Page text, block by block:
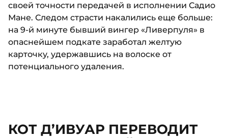
своей точности передачей в исполнении Садио
Мане. Следом страсти накалились еще больше:
на 9-й минуте бывший вингер «Ливерпуля» в
опаснейшем подкате заработал желтую
карточку, удержавшись на волоске от
потенциального удаления.
КОТ Д’ИВУАР ПЕРЕВОДИТ